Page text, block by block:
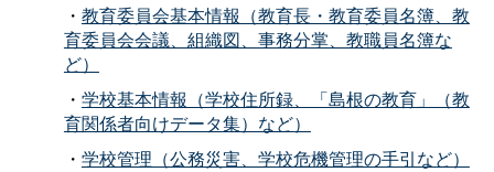
・ 教育委員会基本情報（教育長・教育委員名簿、教
育委員会会議、組織図、事務分掌、教職員名簿な
ど）
・ 学校基本情報（学校住所録、「島根の教育」（教
育関係者向けデータ集）など）
・ 学校管理（公務災害、学校危機管理の手引など）